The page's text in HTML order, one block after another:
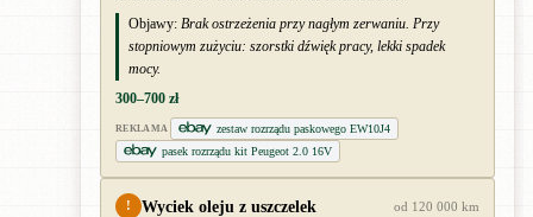
Objawy: Brak ostrzeżenia przy nagłym zerwaniu. Przy
stopniowym zużyciu: szorstki dźwięk pracy, lekki spadek
mocy.
300–700 zł
REKLAMA
zestaw rozrządu paskowego EW10J4
pasek rozrządu kit Peugeot 2.0 16V
! Wyciek oleju z uszczelek od 120 000 km